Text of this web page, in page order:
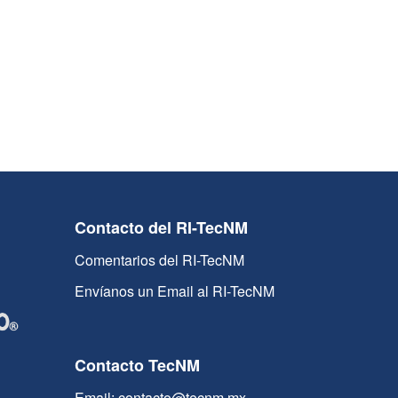
Contacto del RI-TecNM
Comentarios del RI-TecNM
Envíanos un Email al RI-TecNM
Contacto TecNM